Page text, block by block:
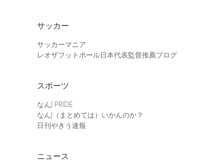
サッカー
サッカーマニア
レオザフットボール日本代表監督推薦ブログ
スポーツ
なんJ PRIDE
なんJ（まとめては）いかんのか？
日刊やきう速報
ニュース